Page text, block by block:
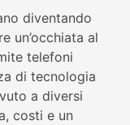
diventando
un’occhiata al
telefoni
di tecnologia
a diversi
costi e un